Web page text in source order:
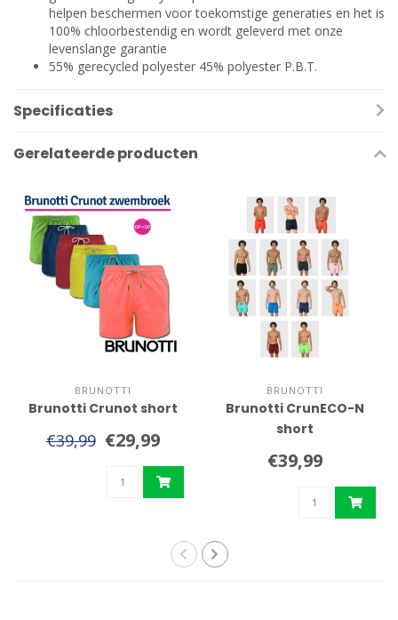
helpen beschermen voor toekomstige generaties en het is
100% chloorbestendig en wordt geleverd met onze
levenslange garantie
55% gerecycled polyester 45% polyester P.B.T.
Specificaties
Gerelateerde producten
BRUNOTTI
Brunotti Crunot short
€39,99 €29,99
BRUNOTTI
Brunotti CrunECO-N
short
€39,99